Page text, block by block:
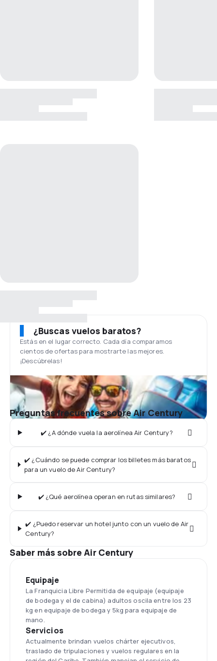
¿Buscas vuelos baratos?
Estás en el lugar correcto. Cada día comparamos
cientos de ofertas para mostrarte las mejores.
¡Descúbrelas!
Preguntas frecuentes sobre Air Century
✔️ ¿A dónde vuela la aerolínea Air Century?
✔️ ¿Cuándo se puede comprar los billetes más baratos
para un vuelo de Air Century?
✔️ ¿Qué aerolínea operan en rutas similares?
✔️ ¿Puedo reservar un hotel junto con un vuelo de Air
Century?
Saber más sobre Air Century
Equipaje
La Franquicia Libre Permitida de equipaje (equipaje
de bodega y el de cabina) adultos oscila entre los 23
kg en equipaje de bodega y 5kg para equipaje de
mano.
Servicios
Actualmente brindan vuelos chárter ejecutivos,
traslado de tripulaciones y vuelos regulares en la